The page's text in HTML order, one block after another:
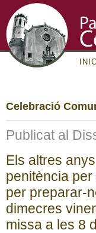
INICI
Celebració
Publicat al
Els altres
penitència per
per preparar-
dimecres
missa a les 8